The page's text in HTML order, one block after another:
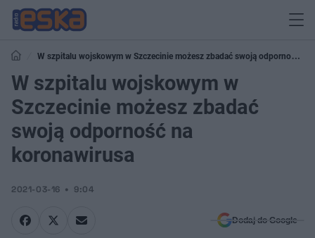
W szpitalu wojskowym w Szczecinie możesz zbadać swoją odporność na
koronawirusa
W szpitalu wojskowym w
Szczecinie możesz zbadać
swoją odporność na
koronawirusa
2021-03-16 9:04
Dodaj do Google